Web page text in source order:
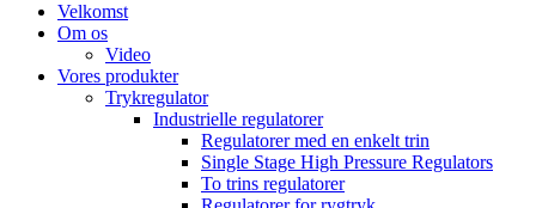
Velkomst
Om os
Video
Vores produkter
Trykregulator
Industrielle regulatorer
Regulatorer med en enkelt trin
Single Stage High Pressure Regulators
To trins regulatorer